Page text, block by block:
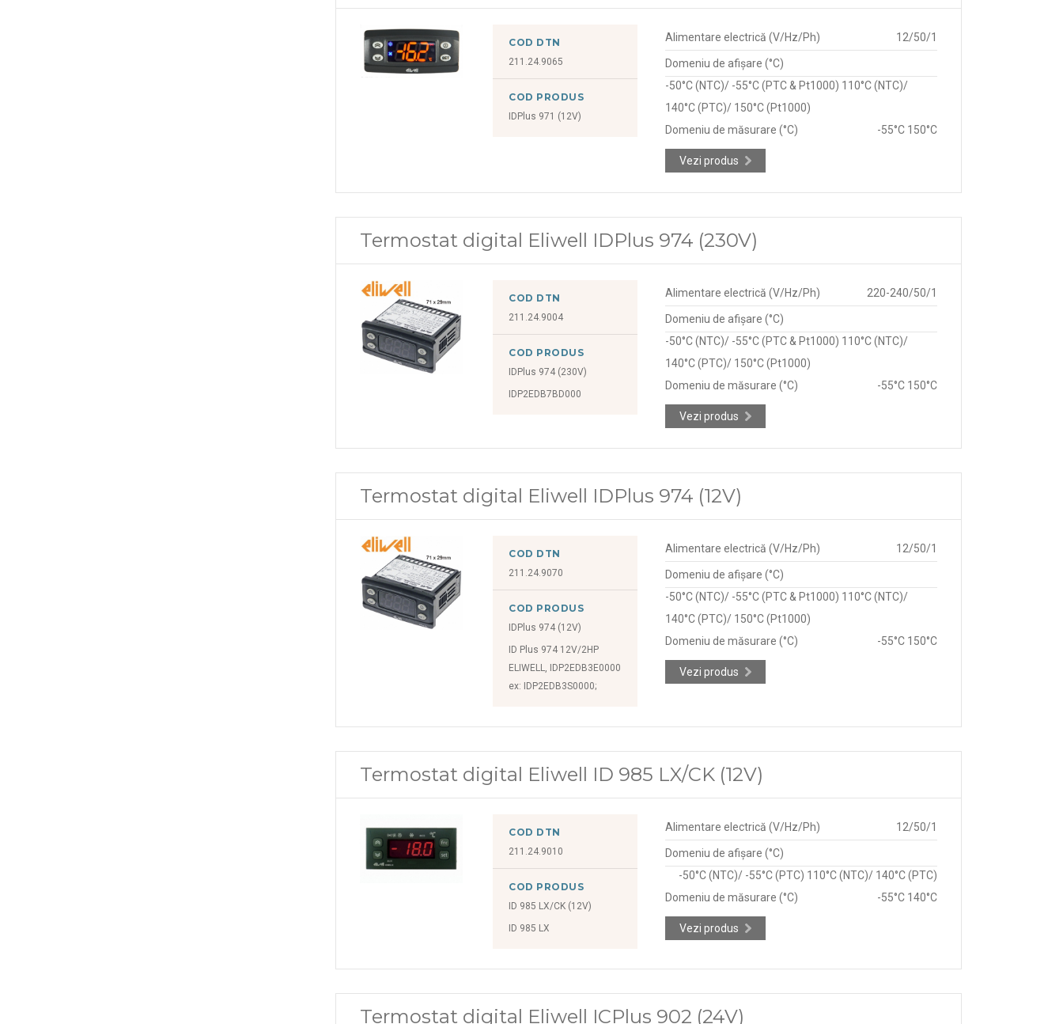
COD DTN
211.24.9065
COD PRODUS
IDPlus 971 (12V)
Alimentare electrică (V/Hz/Ph) 12/50/1
Domeniu de afișare (°C)
-50°C (NTC)/ -55°C (PTC & Pt1000) 110°C (NTC)/
140°C (PTC)/ 150°C (Pt1000)
Domeniu de măsurare (°C)
-55°C 150°C
Vezi produs
Termostat digital Eliwell IDPlus 974 (230V)
COD DTN
211.24.9004
COD PRODUS
IDPlus 974 (230V)
IDP2EDB7BD000
Alimentare electrică (V/Hz/Ph) 220-240/50/1
Domeniu de afișare (°C)
-50°C (NTC)/ -55°C (PTC & Pt1000) 110°C (NTC)/
140°C (PTC)/ 150°C (Pt1000)
Domeniu de măsurare (°C)
-55°C 150°C
Vezi produs
Termostat digital Eliwell IDPlus 974 (12V)
COD DTN
211.24.9070
COD PRODUS
IDPlus 974 (12V)
ID Plus 974 12V/2HP
ELIWELL, IDP2EDB3E0000
ex: IDP2EDB3S0000;
Alimentare electrică (V/Hz/Ph) 12/50/1
Domeniu de afișare (°C)
-50°C (NTC)/ -55°C (PTC & Pt1000) 110°C (NTC)/
140°C (PTC)/ 150°C (Pt1000)
Domeniu de măsurare (°C)
-55°C 150°C
Vezi produs
Termostat digital Eliwell ID 985 LX/CK (12V)
COD DTN
211.24.9010
COD PRODUS
ID 985 LX/CK (12V)
ID 985 LX
Alimentare electrică (V/Hz/Ph) 12/50/1
Domeniu de afișare (°C)
-50°C (NTC)/ -55°C (PTC) 110°C (NTC)/ 140°C (PTC)
Domeniu de măsurare (°C)
-55°C 140°C
Vezi produs
Termostat digital Eliwell ICPlus 902 (24V)